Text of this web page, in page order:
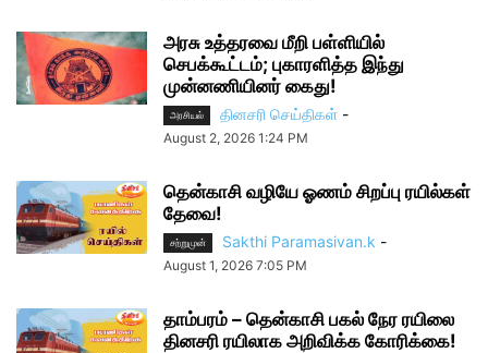
அரசு உத்தரவை மீறி பள்ளியில்
செபக்கூட்டம்; புகாரளித்த இந்து
முன்னணியினர் கைது!
அரசியல் தினசரி செய்திகள் -
August 2, 2026 1:24 PM
தென்காசி வழியே ஓணம் சிறப்பு ரயில்கள்
தேவை!
சற்றுமுன் Sakthi Paramasivan.k -
August 1, 2026 7:05 PM
தாம்பரம் – தென்காசி பகல் நேர ரயிலை
தினசரி ரயிலாக அறிவிக்க கோரிக்கை!